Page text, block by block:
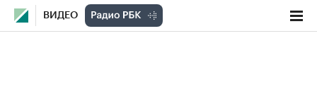
ВИДЕО